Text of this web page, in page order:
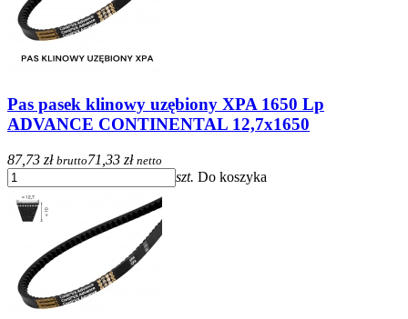
Pas pasek klinowy uzębiony XPA 1650 Lp
ADVANCE CONTINENTAL 12,7x1650
87,73 zł brutto71,33 zł netto
szt. Do koszyka